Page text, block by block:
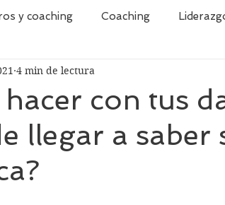
y coaching Coaching
Mentoring bibliotecario
valor Libros y Bibliotecas
con tus
llegar a saber
4 min de lectura